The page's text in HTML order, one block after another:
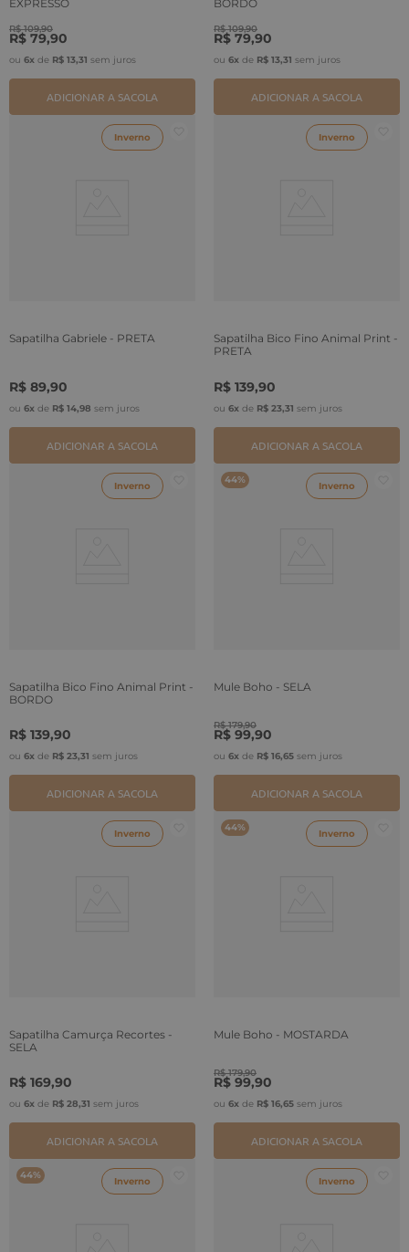
EXPRESSO
R$ 109,90
R$ 79,90
ou 6x de R$ 13,31 sem juros
ADICIONAR A SACOLA
BORDO
R$ 109,90
R$ 79,90
ou 6x de R$ 13,31 sem juros
ADICIONAR A SACOLA
Inverno
Sapatilha Gabriele - PRETA
R$ 89,90
ou 6x de R$ 14,98 sem juros
ADICIONAR A SACOLA
Inverno
Sapatilha Bico Fino Animal Print -
PRETA
R$ 139,90
ou 6x de R$ 23,31 sem juros
ADICIONAR A SACOLA
Inverno
Sapatilha Bico Fino Animal Print -
BORDO
R$ 139,90
ou 6x de R$ 23,31 sem juros
ADICIONAR A SACOLA
Inverno
44%
Mule Boho - SELA
R$ 179,90
R$ 99,90
ou 6x de R$ 16,65 sem juros
ADICIONAR A SACOLA
Inverno
Sapatilha Camurça Recortes -
SELA
R$ 169,90
ou 6x de R$ 28,31 sem juros
ADICIONAR A SACOLA
Inverno
44%
Mule Boho - MOSTARDA
R$ 179,90
R$ 99,90
ou 6x de R$ 16,65 sem juros
ADICIONAR A SACOLA
Inverno
44% Inverno